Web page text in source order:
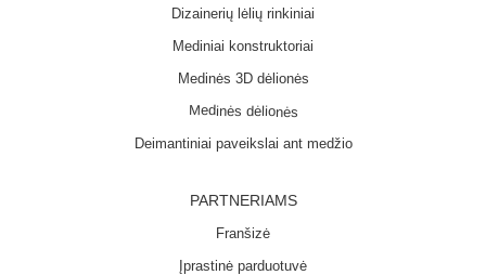
Įprastinė parduotuvė
Franšizė
PARTNERIAMS
Mediniai konstruktoriai
Dizainerių lėlių rinkiniai
Medinės 3D dėlionės
Medinės dėlionės
Deimantiniai paveikslai ant medžio